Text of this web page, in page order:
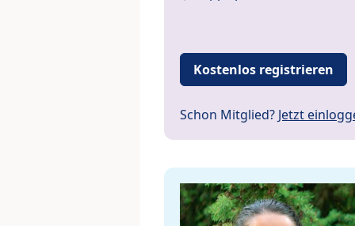
Kostenlos registrieren
Schon Mitglied? Jetzt